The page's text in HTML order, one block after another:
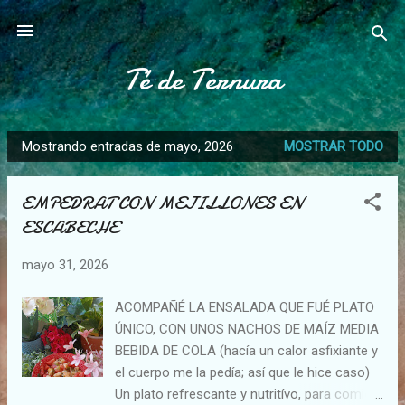
Ir al contenido principal
Té de Ternura
E
n
Mostrando entradas de mayo, 2026 MOSTRAR TODO
EMPEDRAT CON MEJILLONES EN
ESCABECHE
mayo 31, 2026
ACOMPAÑÉ LA ENSALADA QUE FUÉ PLATO
ÚNICO, CON UNOS NACHOS DE MAÍZ MEDIA
BEBIDA DE COLA (hacía un calor asfixiante y
el cuerpo me la pedía; así que le hice caso)
Un plato refrescante y nutritívo, para comida